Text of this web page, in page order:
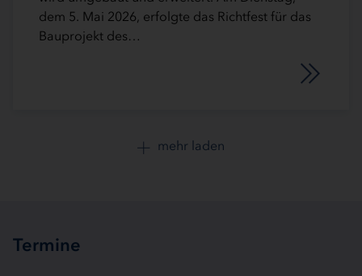
dem 5. Mai 2026, erfolgte das Richtfest für das
Bauprojekt des…
mehr laden
Termine